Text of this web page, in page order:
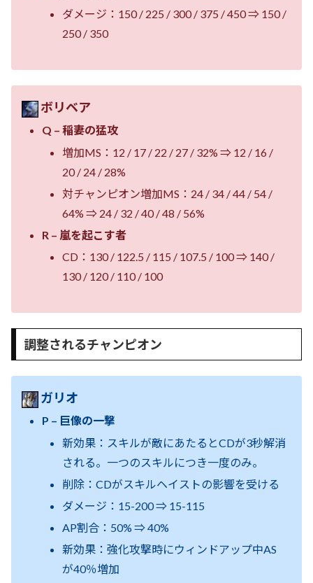
ダメージ：150 / 225 / 300 / 375 / 450 ⇒ 150 /
250 / 350
ボリベア
Q – 稲妻の猛攻
増加MS：12 / 17 / 22 / 27 / 32% ⇒ 12 / 16 /
20 / 24 / 28%
対チャンピオン増加MS：24 / 34 / 44 / 54 /
64% ⇒ 24 / 32 / 40 / 48 / 56%
R – 嵐を起こす者
CD：130 / 122.5 / 115 / 107.5 / 100 ⇒ 140 /
130 / 120 / 110 / 100
調整されるチャンピオン
ガリオ
P – 巨像の一撃
新効果：スキルが敵にあたるとCDが3秒解消
される。一つのスキルにつき一度のみ。
削除：CDがスキルヘイストの影響を受ける
ダメージ：15-200 ⇒ 15-115
AP割合：50% ⇒ 40%
新効果：強化攻撃時にウィンドアップ中AS
が40％増加